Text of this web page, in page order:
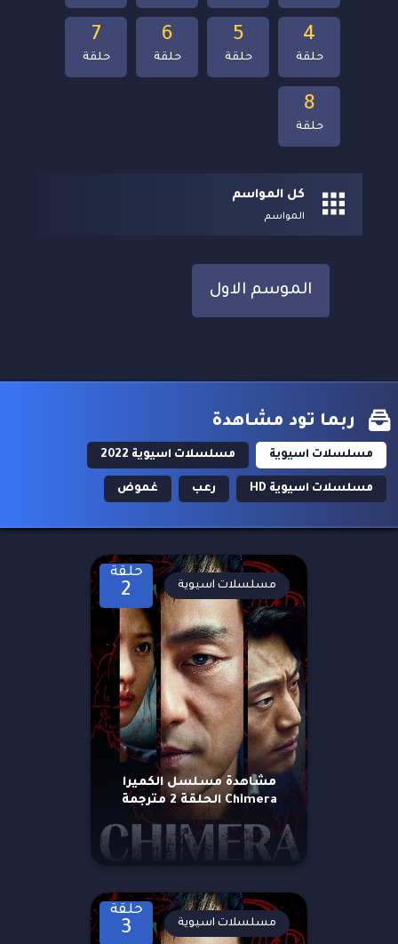
8
حلقة
7
حلقة
6
حلقة
5
حلقة
4
حلقة
كل المواسم
المواسم
الموسم الاول
ربما تود مشاهدة
مسلسلات اسيوية مسلسلات اسيوية 2022
مسلسلات اسيوية HD رعب غموض
حلقة
2
مشاهدة مسلسل الكميرا
Chimera الحلقة 2 مترجمة
مسلسلات اسيوية
حلقة
3 مسلسلات اسيوية